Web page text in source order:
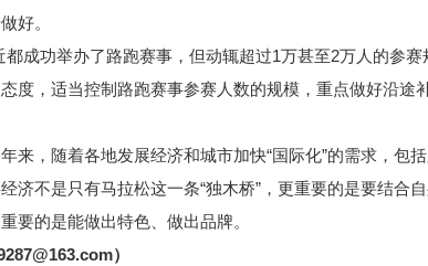
好。
功举办了路跑赛事，但动辄超过1万甚至2万人的参赛
度，适当控制路跑赛事参赛人数的规模，重点做好沿
，随着各地发展经济和城市加快“国际化”的需求，包
济不是只有马拉松这一条“独木桥”，更重要的是要结合
要的是能做出特色、做出品牌。
）